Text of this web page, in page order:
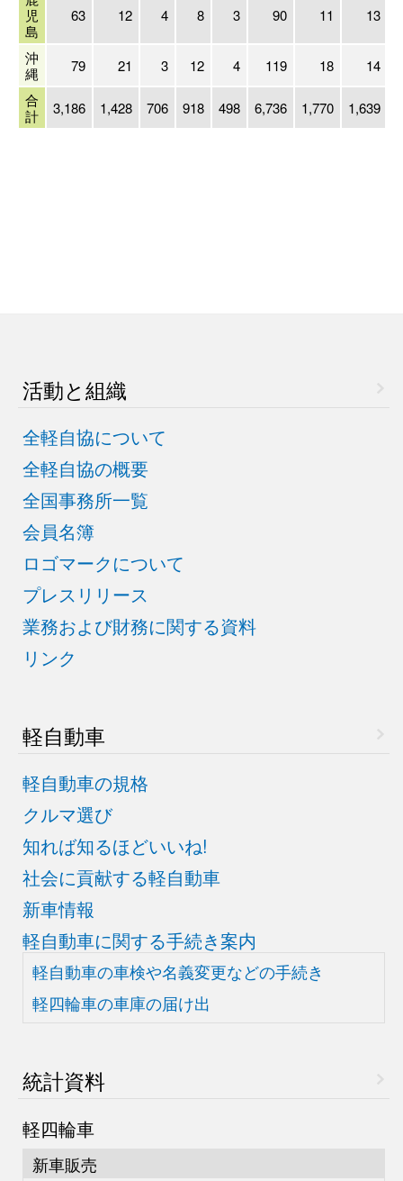
児
島
63 12 4 8 3 90 11 13
沖
縄
79 21 3 12 4 119 18
14
合
計
3,186 1,428 706 918 498 6,736 1,770 1,639
活動と組織
全軽自協について
全軽自協の概要
全国事務所一覧
会員名簿
ロゴマークについて
プレスリリース
業務および財務に関する資料
リンク
軽自動車
軽自動車の規格
クルマ選び
知れば知るほどいいね!
社会に貢献する軽自動車
新車情報
軽自動車に関する手続き案内
軽自動車の車検や名義変更などの手続き
軽四輪車の車庫の届け出
統計資料
軽四輪車
新車販売